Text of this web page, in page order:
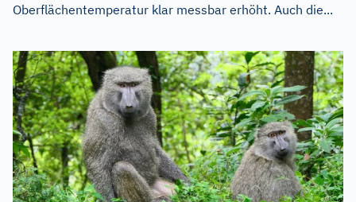
Oberflächentemperatur klar messbar erhöht. Auch die...